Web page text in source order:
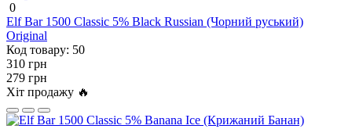
0
Elf Bar 1500 Classic 5% Black Russian (Чорний руський)
Original
Код товару: 50
310 грн
279 грн
Хіт продажу 🔥